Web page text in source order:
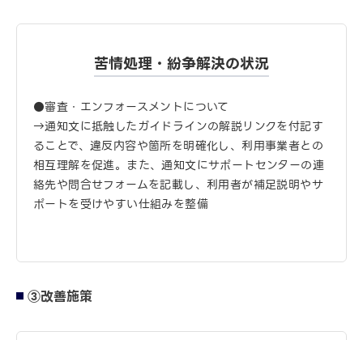
苦情処理・紛争解決の状況
●審査・エンフォースメントについて
→通知文に抵触したガイドラインの解説リンクを付記す
ることで、違反内容や箇所を明確化し、利用事業者との
相互理解を促進。また、通知文にサポートセンターの連
絡先や問合せフォームを記載し、利用者が補足説明やサ
ポートを受けやすい仕組みを整備
③改善施策